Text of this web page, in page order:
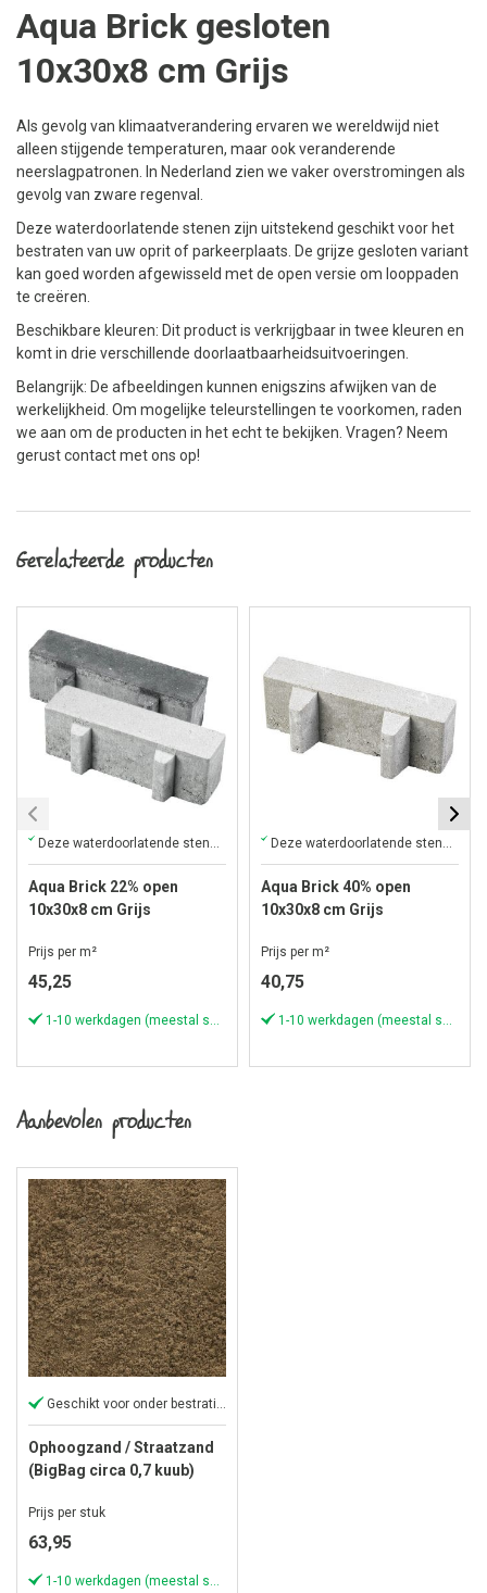
Aqua Brick gesloten
10x30x8 cm Grijs
Als gevolg van klimaatverandering ervaren we wereldwijd niet
alleen stijgende temperaturen, maar ook veranderende
neerslagpatronen. In Nederland zien we vaker overstromingen als
gevolg van zware regenval.
Deze waterdoorlatende stenen zijn uitstekend geschikt voor het
bestraten van uw oprit of parkeerplaats. De grijze gesloten variant
kan goed worden afgewisseld met de open versie om looppaden
te creëren.
Beschikbare kleuren: Dit product is verkrijgbaar in twee kleuren en
komt in drie verschillende doorlaatbaarheidsuitvoeringen.
Belangrijk: De afbeeldingen kunnen enigszins afwijken van de
werkelijkheid. Om mogelijke teleurstellingen te voorkomen, raden
we aan om de producten in het echt te bekijken. Vragen? Neem
gerust contact met ons op!
Gerelateerde producten
Deze waterdoorlatende stenen zijn ideaal voor uw oprit of parkeerplaats
Aqua Brick 22% open
10x30x8 cm Grijs
Prijs per m²
45,25
Deze waterdoorlatende stenen zijn ideaal voor uw oprit of parkeerplaats
Aqua Brick 40% open
10x30x8 cm Grijs
Prijs per m²
40,75
Aanbevolen producten
Geschikt voor onder bestrating
Ophoogzand / Straatzand
(BigBag circa 0,7 kuub)
Prijs per stuk
63,95